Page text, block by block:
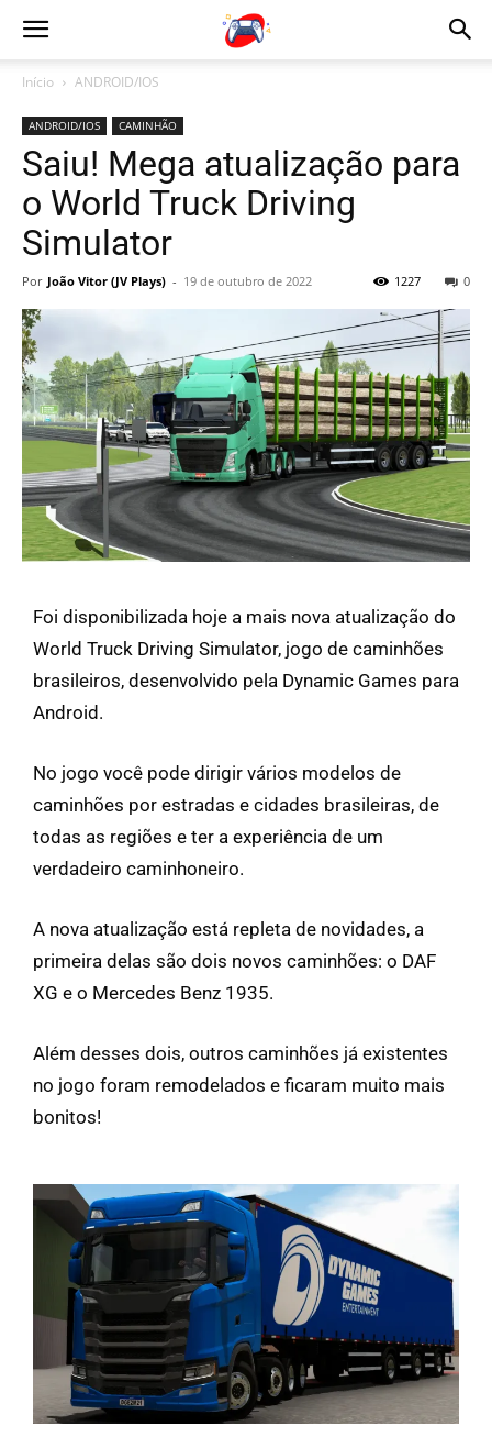
Início ANDROID/IOS
ANDROID/IOS CAMINHÃO
Saiu! Mega atualização para
o World Truck Driving
Simulator
Por João Vitor (JV Plays) - 19 de outubro de 2022 0
1227
Foi disponibilizada hoje a mais nova atualização do
World Truck Driving Simulator, jogo de caminhões
brasileiros, desenvolvido pela Dynamic Games para
Android.
No jogo você pode dirigir vários modelos de
caminhões por estradas e cidades brasileiras, de
todas as regiões e ter a experiência de um
verdadeiro caminhoneiro.
A nova atualização está repleta de novidades, a
primeira delas são dois novos caminhões: o DAF
XG e o Mercedes Benz 1935.
Além desses dois, outros caminhões já existentes
no jogo foram remodelados e ficaram muito mais
bonitos!